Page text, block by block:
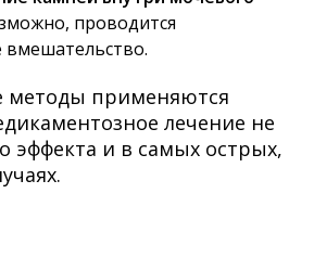
проводится
методы применяются
лечение не
эффекта и в самых острых,